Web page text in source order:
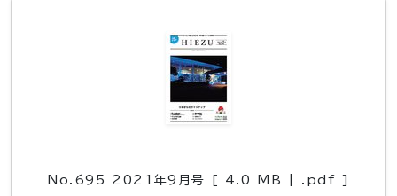
No.695 2021年9月号 [ 4.0 MB | .pdf ]